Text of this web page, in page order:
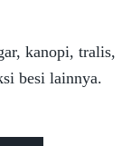
kanopi, tralis,
besi lainnya.